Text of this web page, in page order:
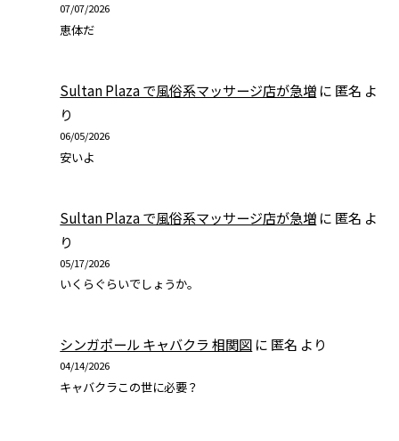
07/07/2026
恵体だ
Sultan Plaza で風俗系マッサージ店が急増 に 匿名 よ
り
06/05/2026
安いよ
Sultan Plaza で風俗系マッサージ店が急増 に 匿名 よ
り
05/17/2026
いくらぐらいでしょうか。
シンガポール キャバクラ 相関図 に 匿名 より
04/14/2026
キャバクラこの世に必要？